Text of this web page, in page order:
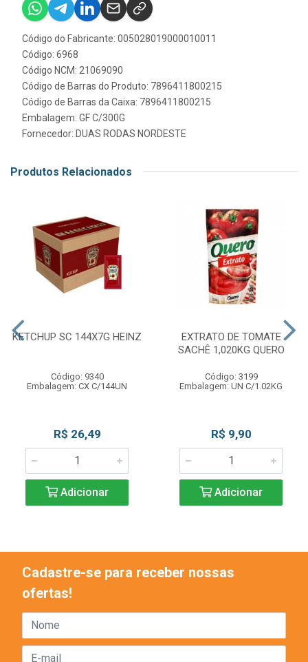
Código do Fabricante: 005028019000010011
Código: 6968
Código NCM: 21069090
Código de Barras do Produto: 7896411800215
Código de Barras da Caixa: 7896411800215
Embalagem: GF C/300G
Fornecedor: DUAS RODAS NORDESTE
Produtos Relacionados
KETCHUP SC 144X7G HEINZ
Código: 9340
Embalagem: CX C/144UN
R$ 26,49
Adicionar
EXTRATO DE TOMATE
SACHÊ 1,020KG QUERO
Código: 3199
Embalagem: UN C/1.02KG
R$ 9,90
Adicionar
Cadastre-se para receber nossas
ofertas!